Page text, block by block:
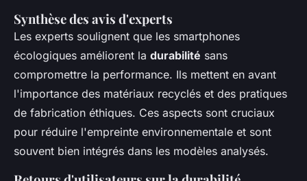
Synthèse des avis d'experts
Les experts soulignent que les smartphones
écologiques améliorent la durabilité sans
compromettre la performance. Ils mettent en avant
l'importance des matériaux recyclés et des pratiques
de fabrication éthiques. Ces aspects sont cruciaux
pour réduire l'empreinte environnementale et sont
souvent bien intégrés dans les modèles analysés.